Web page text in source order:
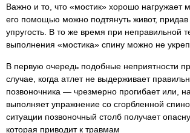
Важно и то, что «мостик» хорошо
его помощью можно подтянуть живот, придав
упругость. В то же время при неправильной
выполнения «мостика» спину можно не
В первую очередь подобные неприятности
случае, когда атлет не выдерживает
позвоночника — чрезмерно прогибает или,
выполняет упражнение со сгорбленной
ситуации позвоночный столб получает
которая приводит к травмам